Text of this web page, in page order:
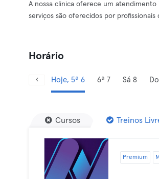
A nossa clinica oferece um atendimento
serviços são oferecidos por
Horário
Hoje, 5ª 6 6ª 7 Sá 8
Cursos Treinos
Premium